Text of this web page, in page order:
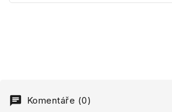
Komentáře (0)